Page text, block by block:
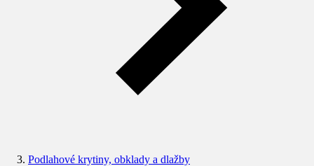
Podlahové krytiny, obklady a dlažby